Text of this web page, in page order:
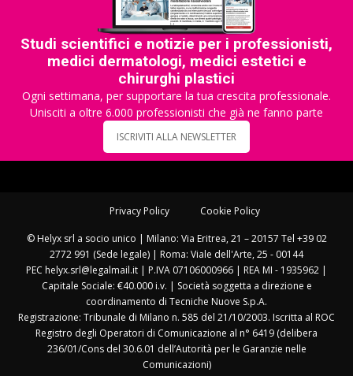
Studi scientifici e notizie per i professionisti,
medici dermatologi, medici estetici e
chirurghi plastici
Ogni settimana, per supportare la tua crescita professionale.
Unisciti a oltre 6.000 professionisti che già ne fanno parte
ISCRIVITI ALLA NEWSLETTER
Privacy Policy Cookie Policy
© Helyx srl a socio unico | Milano: Via Eritrea, 21 – 20157 Tel +39 02
2772 991 (Sede legale) | Roma: Viale dell'Arte, 25 - 00144
PEC helyx.srl@legalmail.it | P.IVA 07106000966 | REA MI - 1935962 |
Capitale Sociale: €40.000 i.v. | Società soggetta a direzione e
coordinamento di Tecniche Nuove S.p.A.
Registrazione: Tribunale di Milano n. 585 del 21/10/2003. Iscritta al ROC
Registro degli Operatori di Comunicazione al n° 6419 (delibera
236/01/Cons del 30.6.01 dell’Autorità per le Garanzie nelle
Comunicazioni)